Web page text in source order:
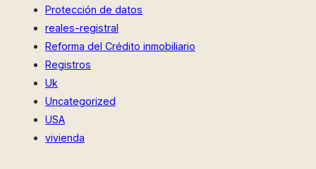
Protección de datos
reales-registral
Reforma del Crédito inmobiliario
Registros
Uk
Uncategorized
USA
vivienda